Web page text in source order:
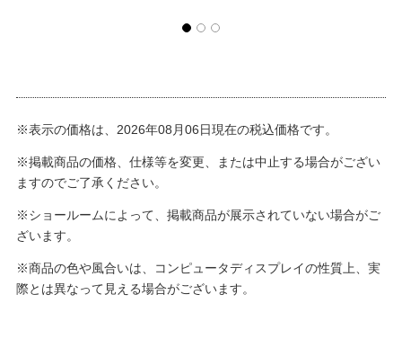
※表示の価格は、2026年08月06日現在の税込価格です。
※掲載商品の価格、仕様等を変更、または中止する場合がござい
ますのでご了承ください。
※ショールームによって、掲載商品が展示されていない場合がご
ざいます。
※商品の色や風合いは、コンピュータディスプレイの性質上、実
際とは異なって見える場合がございます。